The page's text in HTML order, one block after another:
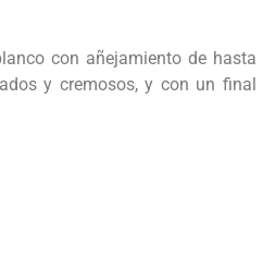
con añejamiento de hasta
y cremosos, y con un final